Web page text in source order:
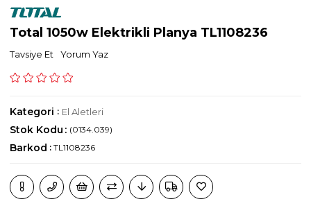
Total 1050w Elektrikli Planya TL1108236
Tavsiye Et Yorum Yaz
Kategori : El Aletleri
(0134.039)
Stok Kodu
Barkod : TL1108236